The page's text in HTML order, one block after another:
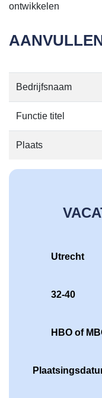
ontwikkelen
Bedrijfsnaam
Functie titel
Plaats
Utrecht
32-40
HBO of